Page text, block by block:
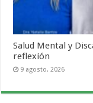
Salud Mental y
reflexión
9 agosto, 2026